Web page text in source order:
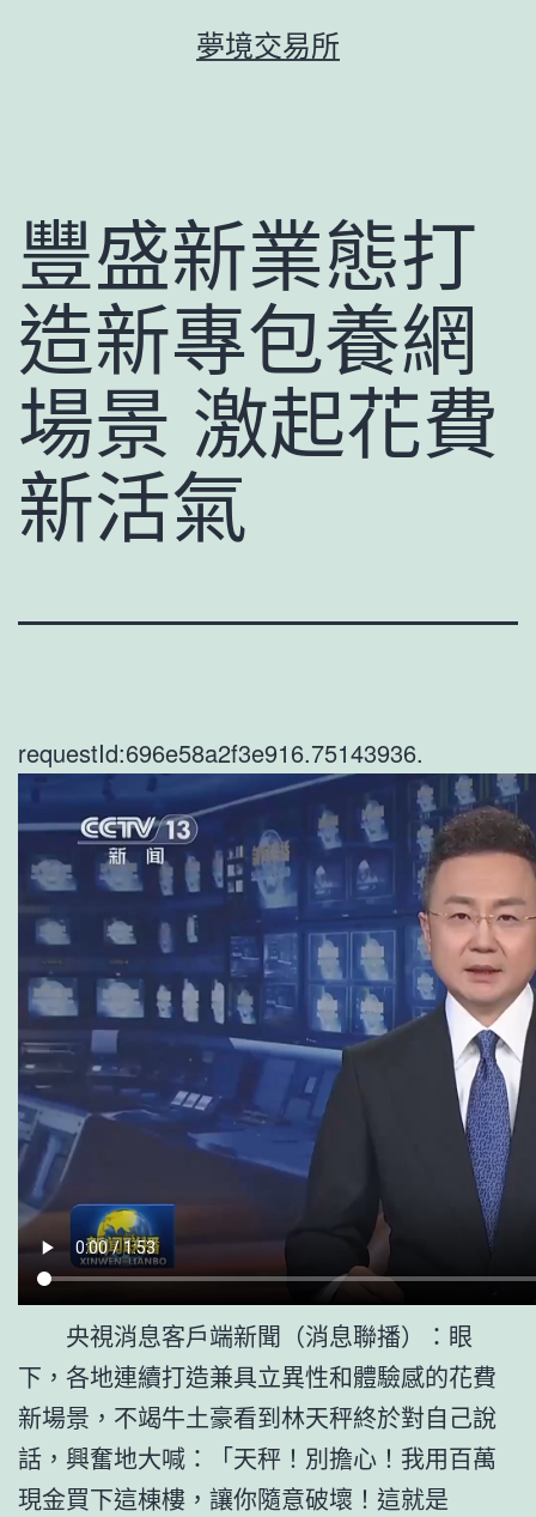
夢境交易所
豐盛新業態打
造新專包養網
場景 激起花費
新活氣
requestId:696e58a2f3e916.75143936.
央視消息客戶端新聞（消息聯播）：眼
下，各地連續打造兼具立異性和體驗感的花費
新場景，不竭牛土豪看到林天秤終於對自己說
話，興奮地大喊：「天秤！別擔心！我用百萬
現金買下這棟樓，讓你隨意破壞！這就是